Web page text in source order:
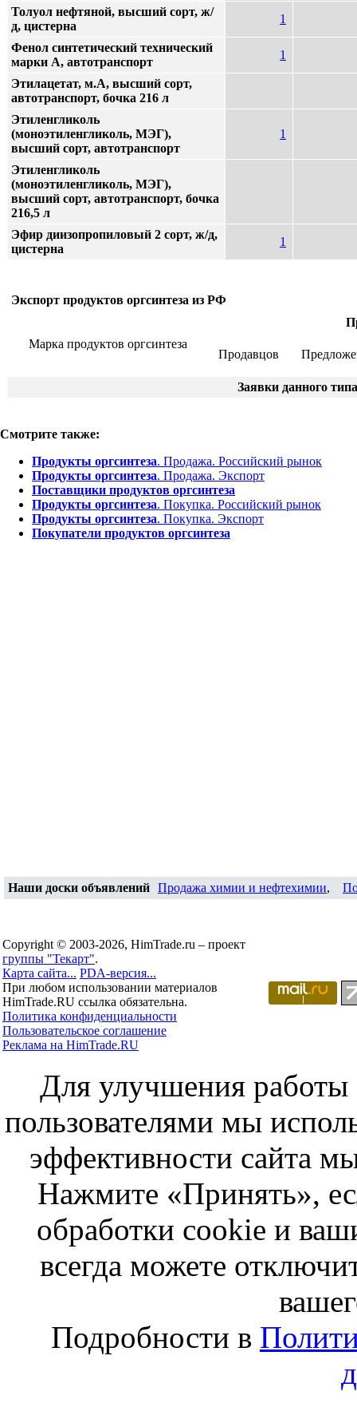
Толуол нефтяной, высший сорт, ж/
д, цистерна
1
Фенол синтетический технический
марки А, автотранспорт
1
Этилацетат, м.А, высший сорт,
автотранспорт, бочка 216 л
Этиленгликоль
(моноэтиленгликоль, МЭГ),
высший сорт, автотранспорт
1
Этиленгликоль
(моноэтиленгликоль, МЭГ),
высший сорт, автотранспорт, бочка
216,5 л
Эфир диизопропиловый 2 сорт, ж/д,
цистерна
1
Экспорт продуктов оргсинтеза из РФ
Марка продуктов оргсинтеза
Продавцов
Заявки данного
Смотрите также:
Продукты оргсинтеза. Продажа. Российский рынок
Продукты оргсинтеза. Продажа. Экспорт
Поставщики продуктов оргсинтеза
Продукты оргсинтеза. Покупка. Российский рынок
Продукты оргсинтеза. Покупка. Экспорт
Покупатели продуктов оргсинтеза
Наши доски объявлений Продажа химии и нефтехимии,
Copyright © 2003-2026, HimTrade.ru – проект
группы "Текарт".
Карта сайта... PDA-версия...
При любом использовании материалов
HimTrade.RU ссылка обязательна.
Политика конфиденциальности
Пользовательское соглашение
Реклама на HimTrade.RU
Для улучшения работы
пользователями мы
эффективности сайта
Нажмите «Принять»,
обработки cookie и
всегда можете
Подробности в